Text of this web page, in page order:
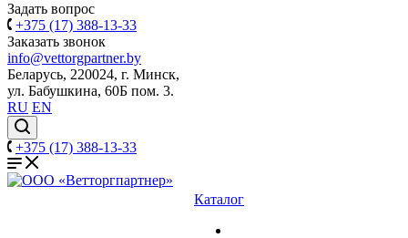
Задать вопрос
+375 (17) 388-13-33
Заказать звонок
info@vettorgpartner.by
Беларусь, 220024, г. Минск,
ул. Бабушкина, 60Б пом. 3.
RU EN
+375 (17) 388-13-33
Каталог